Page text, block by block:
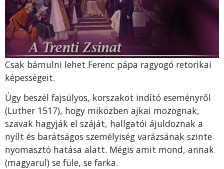
Csak bámulni lehet Ferenc pápa ragyogó retorikai
képességeit.
Úgy beszél fajsúlyos, korszakot indító eseményről
(Luther 1517), hogy miközben ajkai mozognak,
szavak hagyják el száját, hallgatói ájuldoznak a
nyílt és barátságos személyiség varázsának szinte
nyomasztó hatása alatt. Mégis amit mond, annak
(magyarul) se füle, se farka.